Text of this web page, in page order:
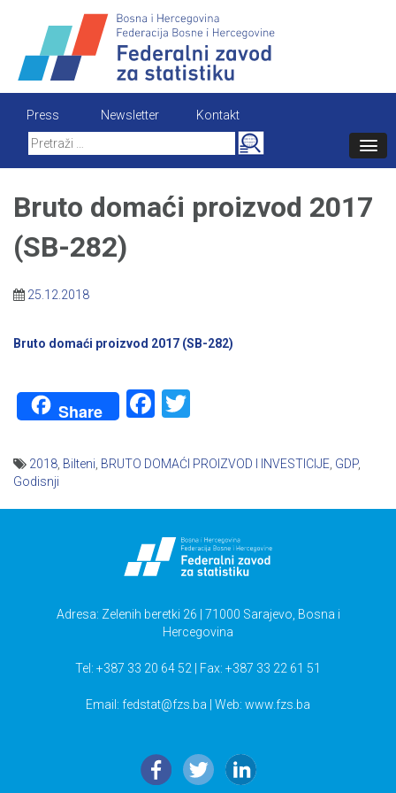
content
Press Newsletter
Kontakt
Search
for:
Bruto domaći proizvod 2017
(SB-282)
25.12.2018
Bruto domaći proizvod 2017 (SB-282)
Share Facebook
2018 Bilteni BRUTO DOMAĆI PROIZVOD I INVESTICIJE GDP,
Godisnji
Adresa: Zelenih beretki 26 | 71000 Sarajevo, Bosna i
Hercegovina
Tel: +387 33 20 64 52 | Fax: +387 33 22 61 51
Email: fedstat@fzs.ba | Web: www.fzs.ba